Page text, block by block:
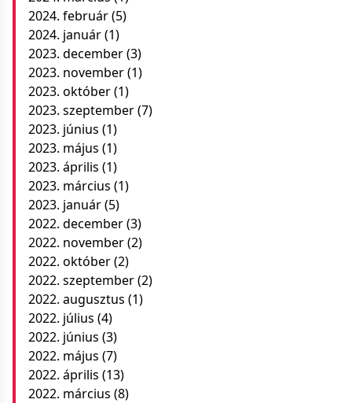
2024. február(5)
2024. január(1)
2023. december(3)
2023. november(1)
2023. október(1)
2023. szeptember(7)
2023. június (1)
2023. május (1)
2023. április (1)
2023. március (1)
2023. január(5)
2022. december(3)
2022. november(2)
2022. október(2)
2022. szeptember(2)
2022. augusztus (1)
2022. július (4)
2022. június (3)
2022. május (7)
2022. április (13)
2022. március (8)